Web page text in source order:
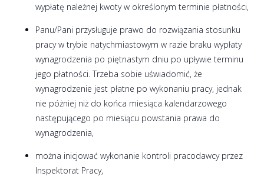
wypłatę należnej kwoty w określonym terminie płatności,
Panu/Pani przysługuje prawo do rozwiązania stosunku
pracy w trybie natychmiastowym w razie braku wypłaty
wynagrodzenia po piętnastym dniu po upływie terminu
jego płatności. Trzeba sobie uświadomić, że
wynagrodzenie jest płatne po wykonaniu pracy, jednak
nie póżniej niż do końca miesiąca kalendarzowego
następującego po miesiącu powstania prawa do
wynagrodzenia,
można inicjować wykonanie kontroli pracodawcy przez
Inspektorat Pracy,